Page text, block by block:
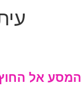
המסע אל